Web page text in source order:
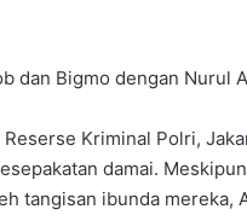
dan Bigmo dengan Nurul
Kriminal Polri,
damai.
tangisan ibunda